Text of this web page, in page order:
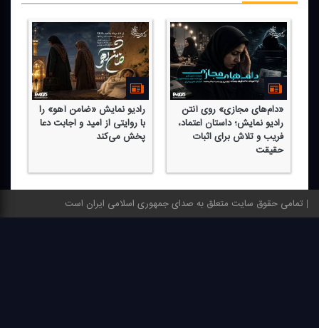
«دام‌های مجازی» روی آنتن
رادیو نمایش؛ داستان اعتماد،
فریب و تلاش برای اثبات
حقیقت
رادیو نمایش «ضامن آهو» را
با روایتی از امید و اجابت دعا
پخش می‌كند
تمامی حقوق سایت متعلق به صدای جمهوری اسلامی ایران است